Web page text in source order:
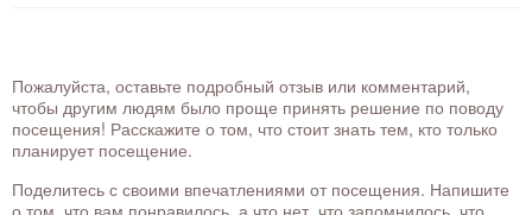
Пожалуйста, оставьте подробный отзыв или комментарий,
чтобы другим людям было проще принять решение по поводу
посещения! Расскажите о том, что стоит знать тем, кто только
планирует посещение.
Поделитесь с своими впечатлениями от посещения. Напишите